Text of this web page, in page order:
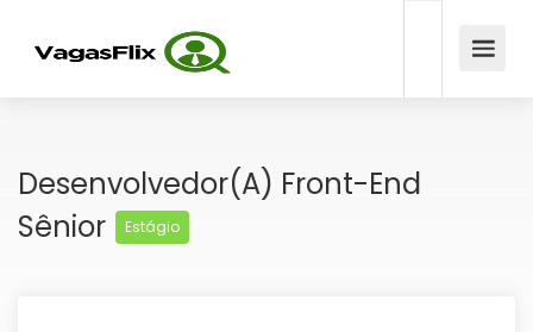
Desenvolvedor(a) Front-End
Sênior
Estágio